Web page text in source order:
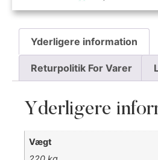
Yderligere information
Returpolitik For Varer
Yderligere
Vægt